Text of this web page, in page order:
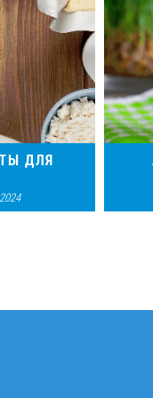
ДЛЯ